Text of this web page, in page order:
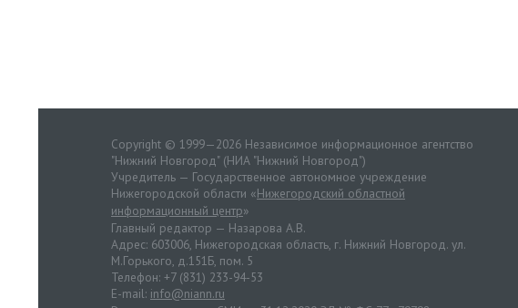
Copyright © 1999—2026 Независимое информационное агентство
"Нижний Новгород" (НИА "Нижний Новгород")
Учредитель — Государственное автономное учреждение
Нижегородской области «Нижегородский областной
информационный центр»
Главный редактор — Назарова А.В.
Адрес: 603006, Нижегородская область, г. Нижний Новгород. ул.
М.Горького, д.151Б, пом. 5
Телефон: +7 (831) 233-94-53
E-mail: info@niann.ru